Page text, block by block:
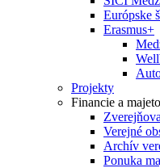
Európske
Erasmus+
Projekty
Financie a
Verejné
Archív
Ponuka